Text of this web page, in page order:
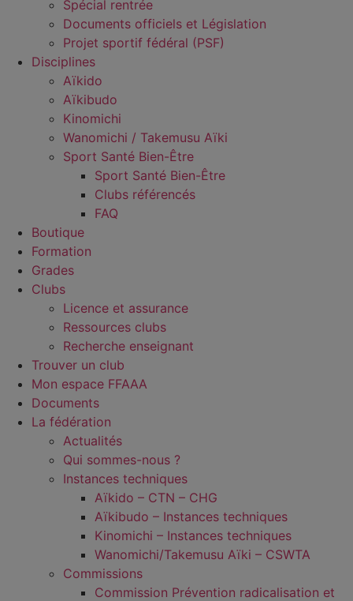
Spécial rentrée
Documents officiels et Législation
Projet sportif fédéral (PSF)
Disciplines
Aïkido
Aïkibudo
Kinomichi
Wanomichi / Takemusu Aïki
Sport Santé Bien-Être
Sport Santé Bien-Être
Clubs référencés
FAQ
Boutique
Formation
Grades
Clubs
Licence et assurance
Ressources clubs
Recherche enseignant
Trouver un club
Mon espace FFAAA
Documents
La fédération
Actualités
Qui sommes-nous ?
Instances techniques
Aïkido – CTN – CHG
Aïkibudo – Instances techniques
Kinomichi – Instances techniques
Wanomichi/Takemusu Aïki – CSWTA
Commissions
Commission Prévention radicalisation et